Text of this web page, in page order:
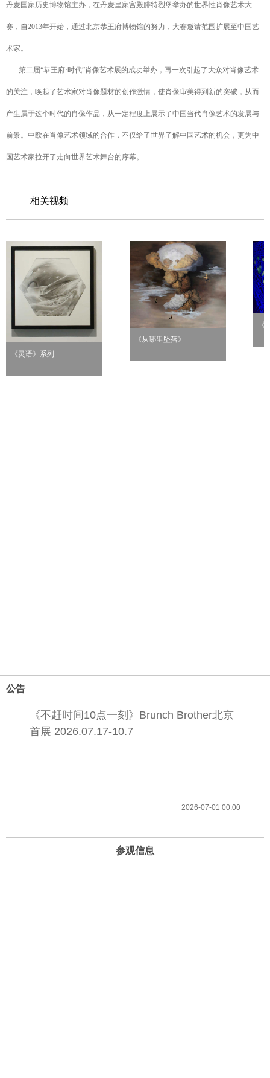
丹麦国家历史博物馆主办，在丹麦皇家宫殿腓特烈堡举办的世界性肖像艺术大
赛，自2013年开始，通过北京恭王府博物馆的努力，大赛邀请范围扩展至中国艺
术家。
第二届“恭王府·时代”肖像艺术展的成功举办，再一次引起了大众对肖像艺术
的关注，唤起了艺术家对肖像题材的创作激情，使肖像审美得到新的突破，从而
产生属于这个时代的肖像作品，从一定程度上展示了中国当代肖像艺术的发展与
前景。中欧在肖像艺术领域的合作，不仅给了世界了解中国艺术的机会，更为中
国艺术家拉开了走向世界艺术舞台的序幕。
相关视频
《灵语》系列
《从哪里坠落》
《
公告
《不赶时间10点一刻》Brunch Brother北京
首展 2026.07.17-10.7
2026-07-01 00:00
参观信息